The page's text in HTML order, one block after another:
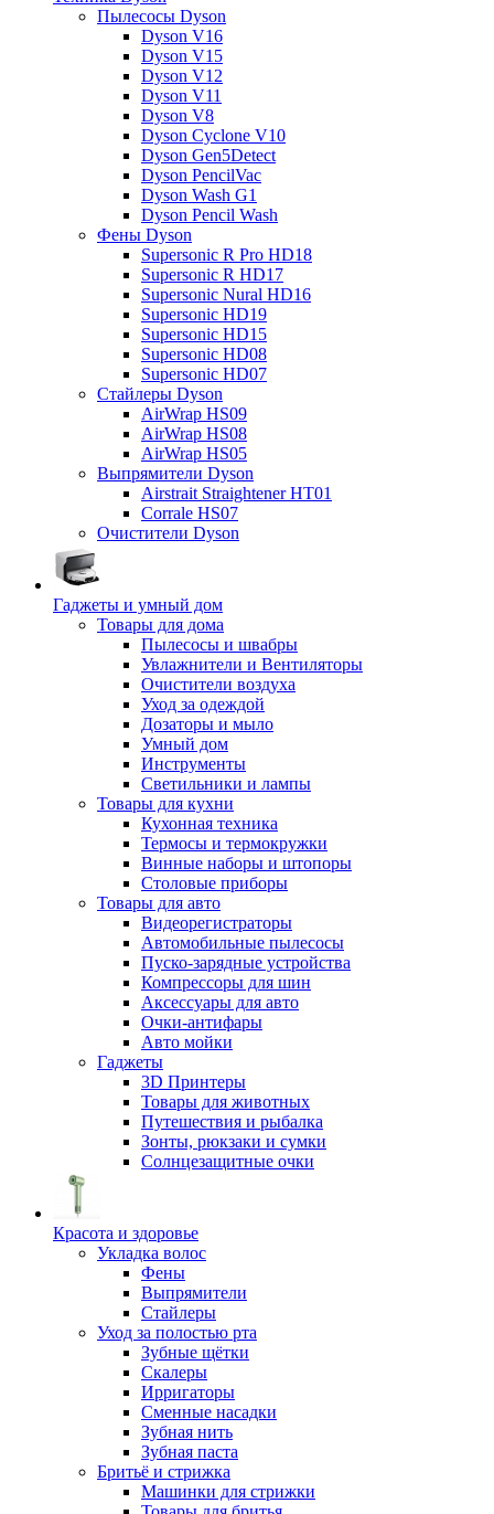
Пылесосы Dyson
Dyson V16
Dyson V15
Dyson V12
Dyson V11
Dyson V8
Dyson Cyclone V10
Dyson Gen5Detect
Dyson PencilVac
Dyson Wash G1
Dyson Pencil Wash
Фены Dyson
Supersonic R Pro HD18
Supersonic R HD17
Supersonic Nural HD16
Supersonic HD19
Supersonic HD15
Supersonic HD08
Supersonic HD07
Стайлеры Dyson
AirWrap HS09
AirWrap HS08
AirWrap HS05
Выпрямители Dyson
Airstrait Straightener HT01
Corrale HS07
Очистители Dyson
Гаджеты и умный дом
Товары для дома
Пылесосы и швабры
Увлажнители и Вентиляторы
Очистители воздуха
Уход за одеждой
Дозаторы и мыло
Умный дом
Инструменты
Светильники и лампы
Товары для кухни
Кухонная техника
Термосы и термокружки
Винные наборы и штопоры
Столовые приборы
Товары для авто
Видеорегистраторы
Автомобильные пылесосы
Пуско-зарядные устройства
Компрессоры для шин
Аксессуары для авто
Очки-антифары
Авто мойки
Гаджеты
3D Принтеры
Товары для животных
Путешествия и рыбалка
Зонты, рюкзаки и сумки
Солнцезащитные очки
Красота и здоровье
Укладка волос
Фены
Выпрямители
Стайлеры
Уход за полостью рта
Зубные щётки
Скалеры
Ирригаторы
Сменные насадки
Зубная нить
Зубная паста
Бритьё и стрижка
Машинки для стрижки